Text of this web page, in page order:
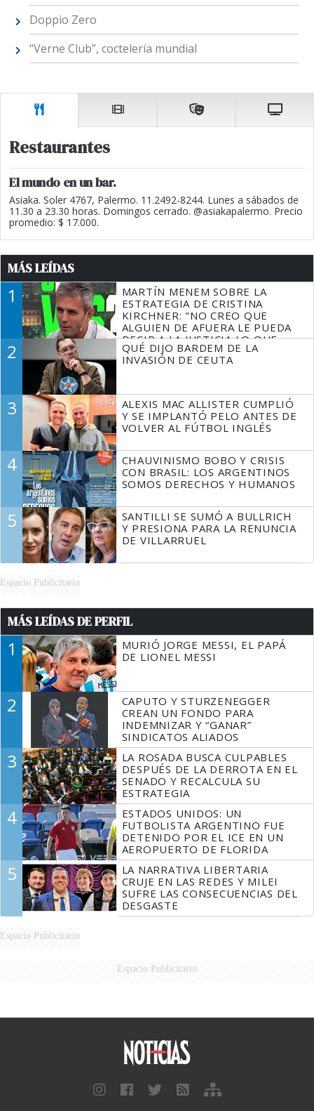
Doppio Zero
“Verne Club”, coctelería mundial
Restaurantes
El mundo en un bar.
Asiaka. Soler 4767, Palermo. 11.2492-8244. Lunes a sábados de
11.30 a 23.30 horas. Domingos cerrado. @asiakapalermo. Precio
promedio: $ 17.000.
MÁS LEÍDAS
1
MARTÍN MENEM SOBRE LA
ESTRATEGIA DE CRISTINA
KIRCHNER: "NO CREO QUE
ALGUIEN DE AFUERA LE PUEDA
DECIR A LA JUSTICIA LO QUE
TIENE QUE HACER"
2
QUÉ DIJO BARDEM DE LA
INVASIÓN DE CEUTA
3
ALEXIS MAC ALLISTER CUMPLIÓ
Y SE IMPLANTÓ PELO ANTES DE
VOLVER AL FÚTBOL INGLÉS
4
CHAUVINISMO BOBO Y CRISIS
CON BRASIL: LOS ARGENTINOS
SOMOS DERECHOS Y HUMANOS
5
SANTILLI SE SUMÓ A BULLRICH
Y PRESIONA PARA LA RENUNCIA
DE VILLARRUEL
Espacio Publicitario
MÁS LEÍDAS DE PERFIL
1
MURIÓ JORGE MESSI, EL PAPÁ
DE LIONEL MESSI
2
CAPUTO Y STURZENEGGER
CREAN UN FONDO PARA
INDEMNIZAR Y “GANAR”
SINDICATOS ALIADOS
3
LA ROSADA BUSCA CULPABLES
DESPUÉS DE LA DERROTA EN EL
SENADO Y RECALCULA SU
ESTRATEGIA
4
ESTADOS UNIDOS: UN
FUTBOLISTA ARGENTINO FUE
DETENIDO POR EL ICE EN UN
AEROPUERTO DE FLORIDA
5
LA NARRATIVA LIBERTARIA
CRUJE EN LAS REDES Y MILEI
SUFRE LAS CONSECUENCIAS DEL
DESGASTE
Espacio Publicitario
Espacio Publicitario